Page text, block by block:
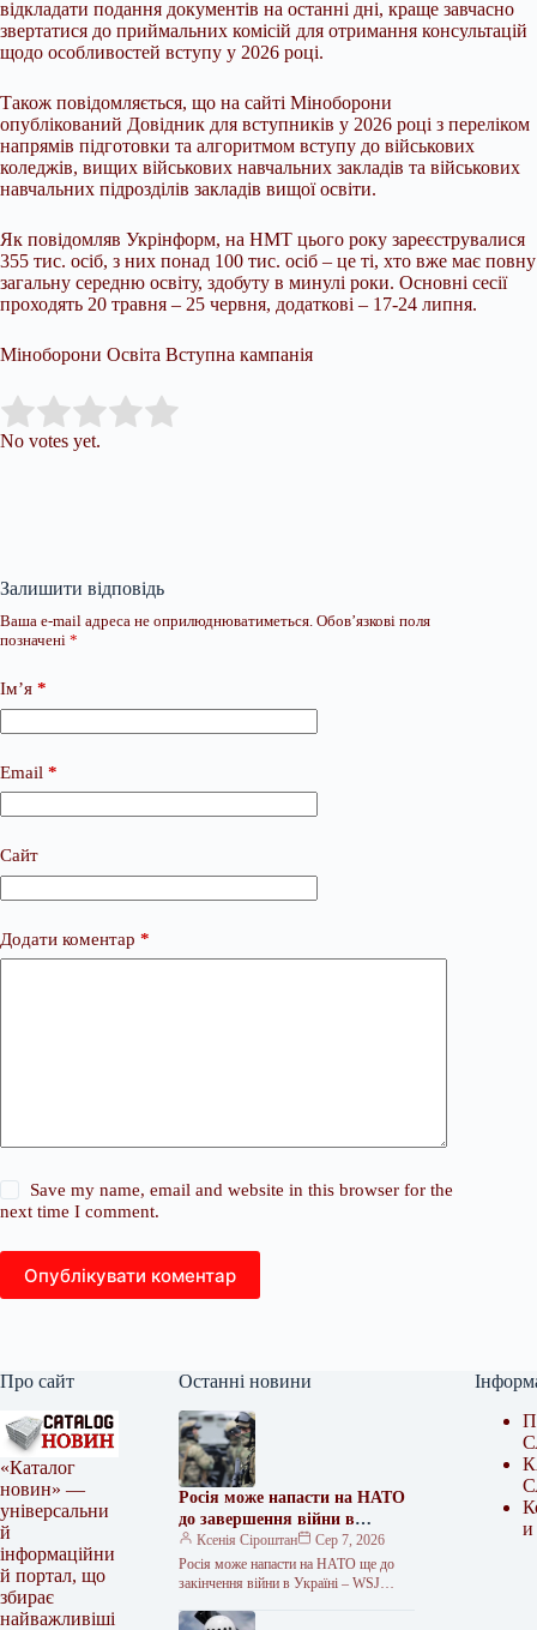
відкладати подання документів на останні дні, краще завчасно
звертатися до приймальних комісій для отримання консультацій
щодо особливостей вступу у 2026 році.
Також повідомляється, що на сайті Міноборони
опублікований Довідник для вступників у 2026 році з переліком
напрямів підготовки та алгоритмом вступу до військових
коледжів, вищих військових навчальних закладів та військових
навчальних підрозділів закладів вищої освіти.
Як повідомляв Укрінформ, на НМТ цього року зареєструвалися
355 тис. осіб, з них понад 100 тис. осіб – це ті, хто вже має повну
загальну середню освіту, здобуту в минулі роки. Основні сесії
проходять 20 травня – 25 червня, додаткові – 17-24 липня.
Міноборони Освіта Вступна кампанія
Rate this item:
No votes yet.
Залишити відповідь
Ваша e-mail адреса не оприлюднюватиметься. Обов’язкові поля
позначені *
Ім’я *
Email *
Сайт
Додати коментар *
Save my name, email and website in this browser for the
next time I comment.
Опублікувати коментар
Про сайт
«Каталог
новин» —
універсальни
й
інформаційни
й портал, що
збирає
найважливіші
Останні новини
Росія може напасти на НАТО
до завершення війни в
Україні
Ксенія Сіроштан
Сер 7, 2026
Росія може напасти на НАТО ще до
закінчення війни в Україні – WSJ
спробувати перевірити…
и